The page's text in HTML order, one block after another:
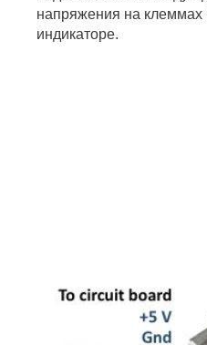
напряжения на клеммах
индикаторе.